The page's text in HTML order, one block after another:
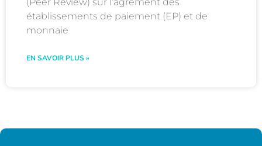
établissements de paiement (EP) et de
monnaie
EN SAVOIR PLUS »